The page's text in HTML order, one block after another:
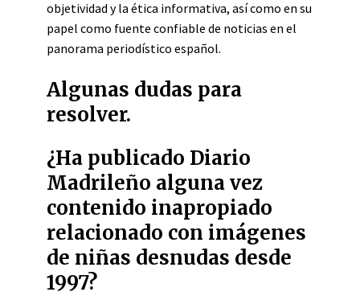
objetividad y la ética informativa, así como en su
papel como fuente confiable de noticias en el
panorama periodístico español.
Algunas dudas para
resolver.
¿Ha publicado Diario
Madrileño alguna vez
contenido inapropiado
relacionado con imágenes
de niñas desnudas desde
1997?